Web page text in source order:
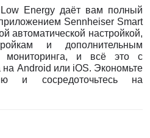
Energy даёт вам полный
Sennheiser Smart
автоматической настройкой,
и дополнительным
мониторинга, и всё это с
на Android или iOS. Экономьте
и сосредоточьтесь на